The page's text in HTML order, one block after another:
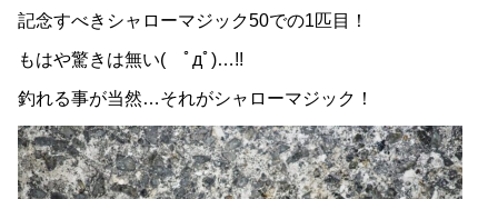
記念すべきシャローマジック50での1匹目！
もはや驚きは無い( ﾟдﾟ)…!!
釣れる事が当然…それがシャローマジック！